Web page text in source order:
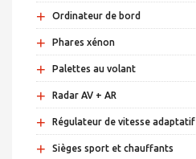
+ Ordinateur de bord
+ Phares xénon
+ Palettes au volant
+ Radar AV + AR
+ Régulateur de vitesse adaptatif
+ Sièges sport et chauffants